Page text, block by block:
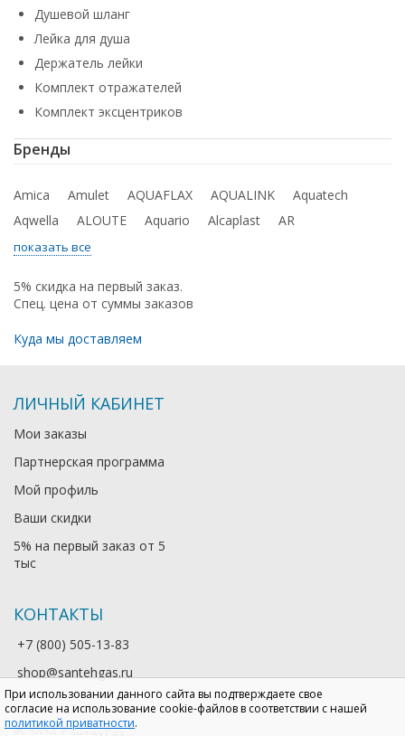
При использовании данного сайта вы подтверждаете свое
согласие на использование cookie-файлов в соответствии с нашей
политикой приватности.
Душевой шланг
Лейка для душа
Держатель лейки
Комплект отражателей
Комплект эксцентриков
Бренды
Amica Amulet AQUAFLAX AQUALINK
Aquatech
Aqwella
ALOUTE Aquario Alcaplast AR
показать все
5% скидка на первый заказ.
Спец. цена от суммы заказов
Куда мы доставляем
ЛИЧНЫЙ КАБИНЕТ
Мои заказы
Партнерская программа
Мой профиль
Ваши скидки
5% на первый заказ от 5
тыс
КОНТАКТЫ
+7 (800) 505-13-83
shop@santehgas.ru